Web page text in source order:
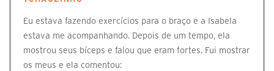
Eu estava fazendo exercícios para o braço e a Isabela
estava me acompanhando. Depois de um tempo, ela
mostrou seus bíceps e falou que eram fortes. Fui mostrar
os meus e ela comentou: